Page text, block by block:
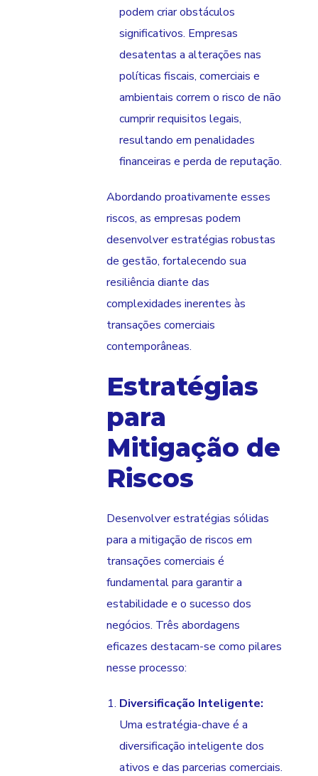
podem criar obstáculos
significativos. Empresas
desatentas a alterações nas
políticas fiscais, comerciais e
ambientais correm o risco de não
cumprir requisitos legais,
resultando em penalidades
financeiras e perda de reputação.
Abordando proativamente esses
riscos, as empresas podem
desenvolver estratégias robustas
de gestão, fortalecendo sua
resiliência diante das
complexidades inerentes às
transações comerciais
contemporâneas.
Estratégias
para
Mitigação de
Riscos
Desenvolver estratégias sólidas
para a mitigação de riscos em
transações comerciais é
fundamental para garantir a
estabilidade e o sucesso dos
negócios. Três abordagens
eficazes destacam-se como pilares
nesse processo:
Diversificação Inteligente:
Uma estratégia-chave é a
diversificação inteligente dos
ativos e das parcerias comerciais.